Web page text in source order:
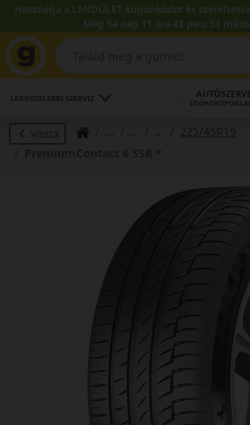
Használja a LENDÜLET kuponkódot és
Még 54 nap 11 óra 42 perc 31
LEGKÖZELEBBI SZERVIZ
Vissza
225/45R19